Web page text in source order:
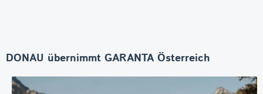
DONAU übernimmt GARANTA Österreich